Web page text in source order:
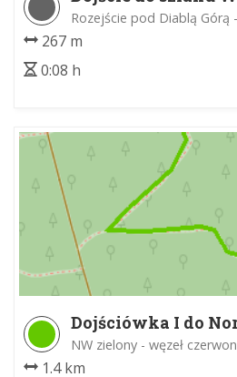
Rozejście pod Diablą Górą
267 m
0:08 h
Dojściówka I do
Las Zabierzowski
NW zielony - węzeł
1.4 km